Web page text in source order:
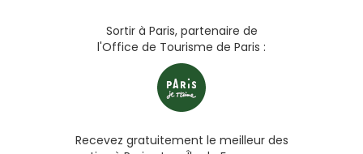
Sortir à Paris, partenaire de
l'Office de Tourisme de Paris :
Recevez gratuitement le meilleur des